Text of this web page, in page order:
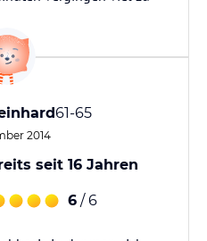
61-65
2014
seit 16 Jahren
6 / 6